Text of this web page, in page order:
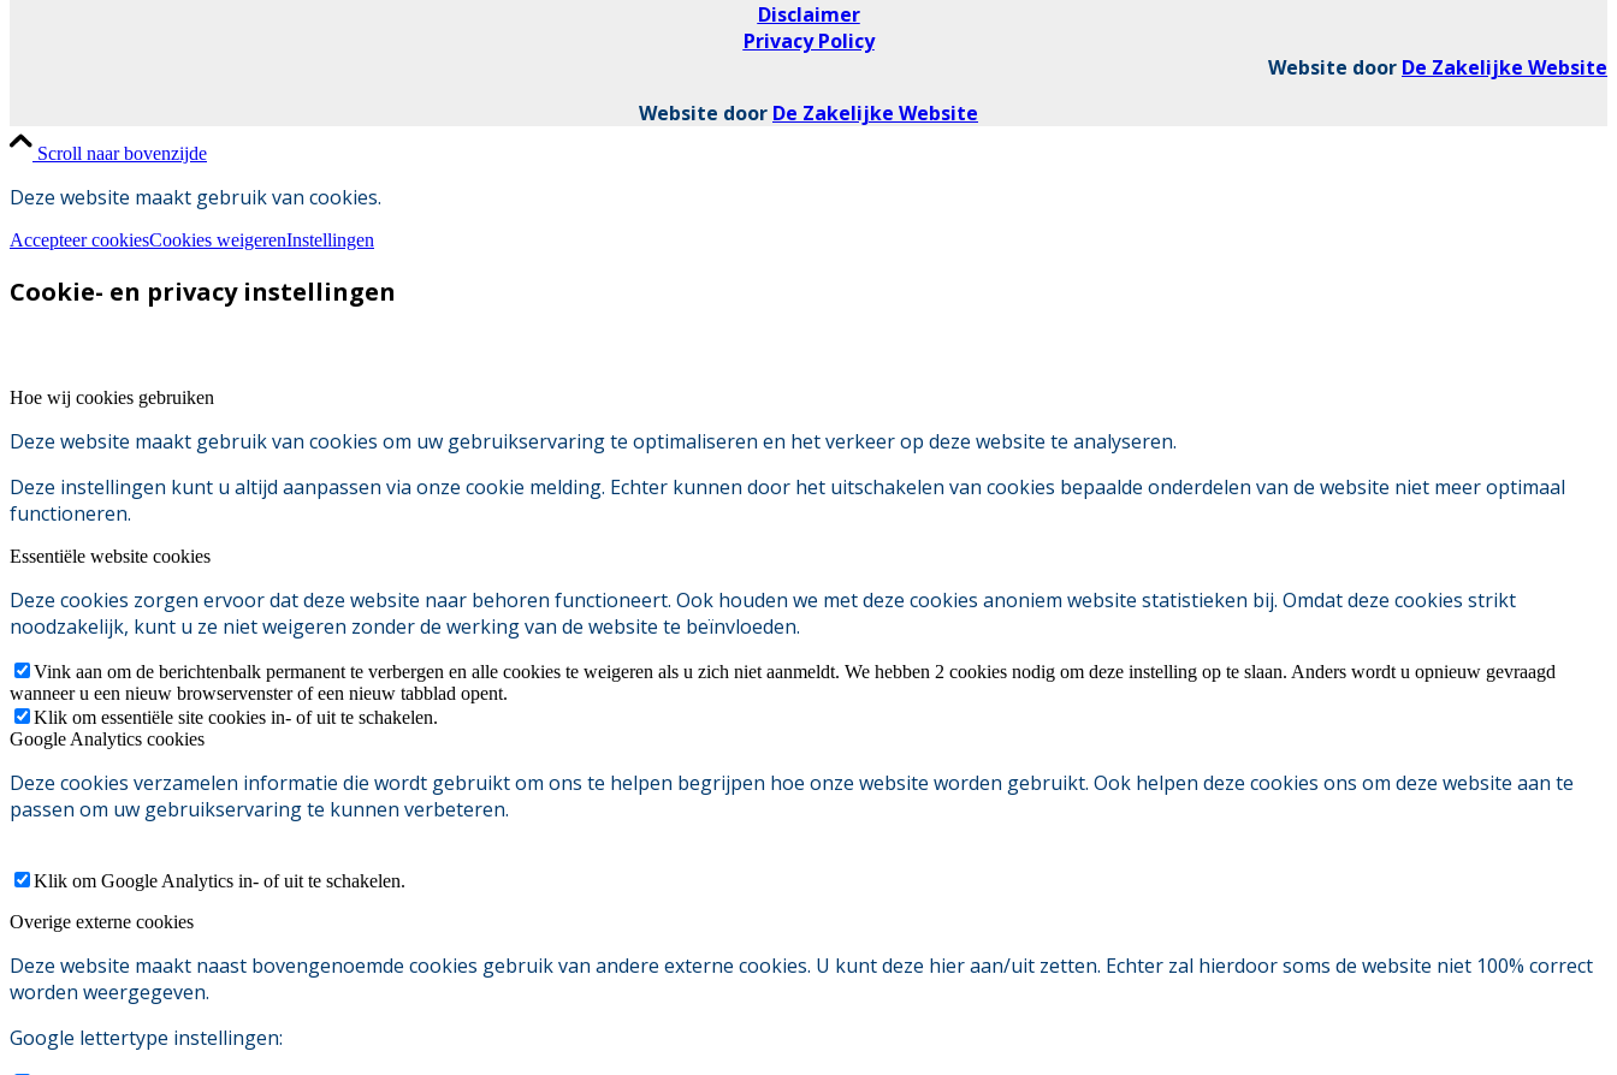
Disclaimer
Privacy Policy
Website door De Zakelijke Website
Website door De Zakelijke Website
Scroll naar bovenzijde
Deze website maakt gebruik van cookies.
Accepteer cookiesCookies weigerenInstellingen
Cookie- en privacy instellingen
Hoe wij cookies gebruiken
Deze website maakt gebruik van cookies om uw gebruikservaring te optimaliseren en het verkeer op deze website te analyseren.
Deze instellingen kunt u altijd aanpassen via onze cookie melding. Echter kunnen door het uitschakelen van cookies bepaalde onderdelen van de website niet meer optimaal
functioneren.
Essentiële website cookies
Deze cookies zorgen ervoor dat deze website naar behoren functioneert. Ook houden we met deze cookies anoniem website statistieken bij. Omdat deze cookies strikt
noodzakelijk, kunt u ze niet weigeren zonder de werking van de website te beïnvloeden.
Vink aan om de berichtenbalk permanent te verbergen en alle cookies te weigeren als u zich niet aanmeldt. We hebben 2 cookies nodig om deze instelling op te slaan. Anders wordt u opnieuw gevraagd
wanneer u een nieuw browservenster of een nieuw tabblad opent.
Klik om essentiële site cookies in- of uit te schakelen.
Google Analytics cookies
Deze cookies verzamelen informatie die wordt gebruikt om ons te helpen begrijpen hoe onze website worden gebruikt. Ook helpen deze cookies ons om deze website aan te
passen om uw gebruikservaring te kunnen verbeteren.
Klik om Google Analytics in- of uit te schakelen.
Overige externe cookies
Deze website maakt naast bovengenoemde cookies gebruik van andere externe cookies. U kunt deze hier aan/uit zetten. Echter zal hierdoor soms de website niet 100% correct
worden weergegeven.
Google lettertype instellingen: